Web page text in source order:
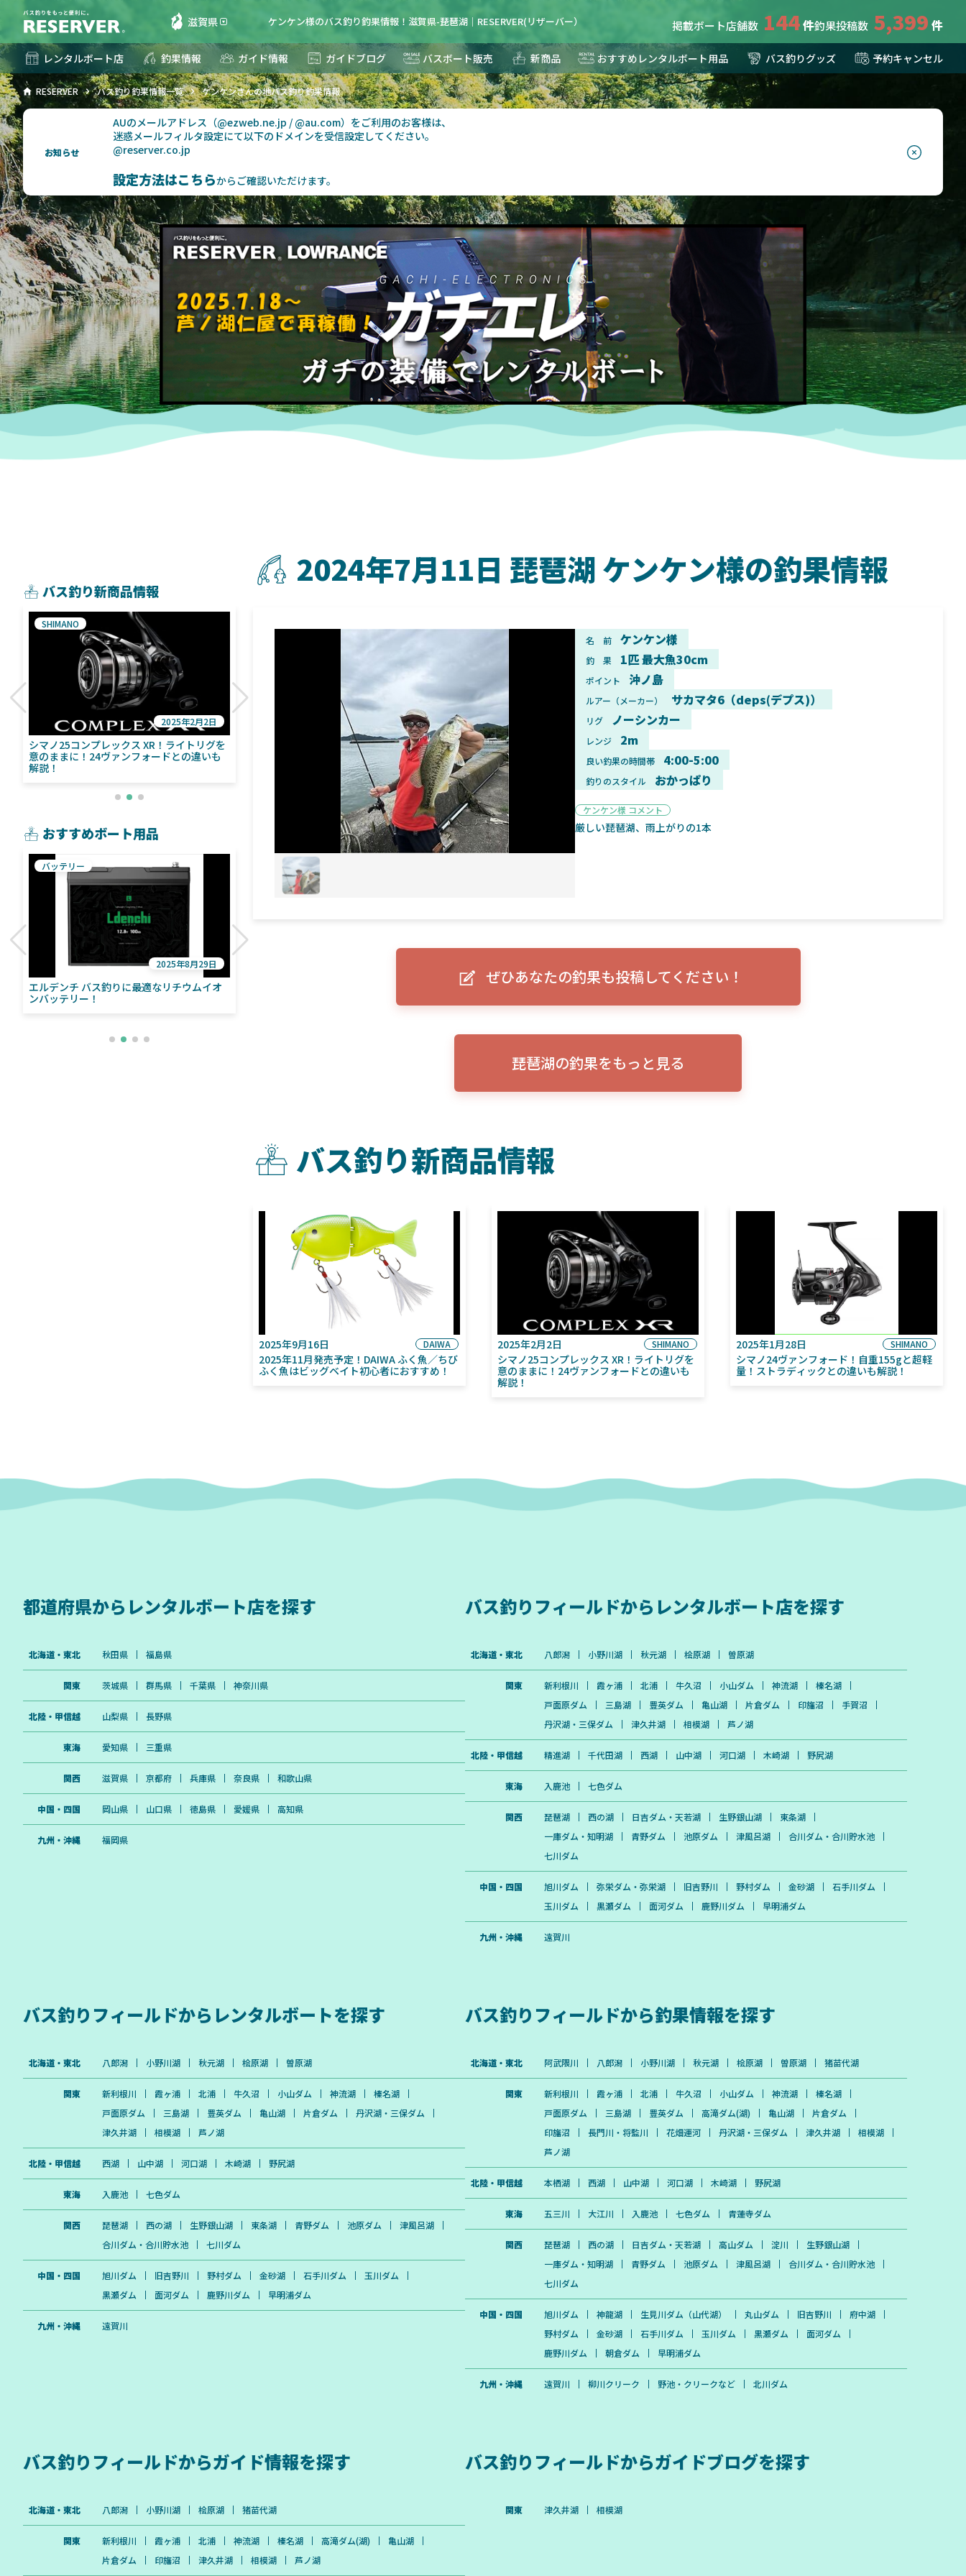
滋賀県 ケンケン様のバス釣り釣果情報！滋賀県-琵琶湖｜RESERVER(リザーバー） 掲載ボート店舗数 144 釣果投稿数 5,399
レンタルボート店 釣果情報 ガイド情報 ガイドブログ バスボート販売 新商品 おすすめレンタルボート用品 バス釣りグッズ 予約キャンセル
RESERVER バス釣り釣果情報一覧 ケンケンさんの地バス釣り釣果情報
お知らせ
AUのメールアドレス（@ezweb.ne.jp / @au.com）をご利用のお客様は、
迷惑メールフィルタ設定にて以下のドメインを受信設定してください。
@reserver.co.jp
設定方法はこちらからご確認いただけます。
2024年7月11日 琵琶湖 ケンケン様の釣果情報
名 前 ケンケン様
釣 果 1匹 最大魚30cm
ポイント 沖ノ島
ルアー（メーカー） サカマタ6（deps(デプス)）
リグ ノーシンカー
レンジ 2m
良い釣果の時間帯 4:00-5:00
釣りのスタイル おかっぱり
ケンケン様 コメント
厳しい琵琶湖、雨上がりの1本
ぜひあなたの釣果も投稿してください！
琵琶湖の釣果をもっと見る
バス釣り新商品情報
2025年9月16日 DAIWA
2025年11月発売予定！DAIWA ふく魚／ちび
ふく魚はビッグベイト初心者におすすめ！
2025年2月2日 SHIMANO
シマノ25コンプレックス XR！ライトリグを
意のままに！24ヴァンフォードとの違いも
解説！
2025年1月28日 SHIMANO
シマノ24ヴァンフォード！自重155gと超軽
量！ストラディックとの違いも解説！
バス釣り新商品情報
シマノ25コンプレックス XR！ライトリグを
意のままに！24ヴァンフォードとの違いも
解説！
SHIMANO
2025年2月2日
シマノ24ヴァンフォード！自重155gと超軽
量！ストラディックとの違いも解説！
2025年1月28日
2025年11月発売予定！DAIWA ふく魚／ちび
ふく魚はビッグベイト初心者におすすめ！
2025年9月16日
意のままに！24ヴァンフォードとの違いも
解説！
おすすめボート用品
エルデンチ バス釣りに最適なリチウムイオ
ンバッテリー！
バッテリー
2025年8月29日
ライブソナーをより身近に！HOOK REVEAL
魚探
ELowrance EAGLE 7/9インチ トリプルショ
ローランス イーグルアイ（EAGLE EYE）イ
ンプレ！ガーミンとの比較も併せてご説明い
たします
都道府県から レンタルボート店を探す
北海道・東北 秋田県 福島県
関東 茨城県 群馬県 千葉県 神奈川県
北陸・甲信越 山梨県 長野県
東海 愛知県 三重県
関西 滋賀県 京都府 兵庫県 奈良県 和歌山県
中国・四国 岡山県 山口県 徳島県 愛媛県 高知県
九州・沖縄 福岡県
バス釣りフィールドから レンタルボート店を探す
北海道・東北 八郎潟 小野川湖 秋元湖 桧原湖 曽原湖
関東 新利根川 霞ヶ浦 北浦 牛久沼 小山ダム 神流湖
榛名湖
戸面原ダム
三島湖 豊英ダム 亀山湖 片倉ダム 印旛沼
手賀沼
丹沢湖・三保ダム
津久井湖 相模湖 芦ノ湖
北陸・甲信越 精進湖 千代田湖 西湖 山中湖 河口湖 木崎湖 野尻湖
東海 入鹿池 七色ダム
関西 琵琶湖 西の湖 日吉ダム・天若湖 生野銀山湖
東条湖
一庫ダム・知明湖
青野ダム 池原ダム 津風呂湖
合川ダム・合川貯水池
七川ダム
中国・四国 旭川ダム 弥栄ダム・弥栄湖 旧吉野川 野村ダム 金砂湖
石手川ダム
玉川ダム
黒瀬ダム 面河ダム 鹿野川ダム 早明浦ダム
九州・沖縄 遠賀川
バス釣りフィールドから レンタルボートを探す
北海道・東北 八郎潟 小野川湖 秋元湖 桧原湖 曽原湖
関東 新利根川 霞ヶ浦 北浦 牛久沼 小山ダム 神流湖
榛名湖
戸面原ダム
三島湖 豊英ダム 亀山湖 片倉ダム
丹沢湖・三保ダム
津久井湖
相模湖 芦ノ湖
北陸・甲信越 西湖 山中湖 河口湖 木崎湖 野尻湖
東海 入鹿池 七色ダム
関西 琵琶湖 西の湖 生野銀山湖 東条湖 青野ダム 池原ダム
津風呂湖
合川ダム・合川貯水池
七川ダム
中国・四国 旭川ダム 旧吉野川 野村ダム 金砂湖 石手川ダム
玉川ダム
黒瀬ダム
面河ダム 鹿野川ダム 早明浦ダム
九州・沖縄 遠賀川
バス釣りフィールドから釣果情報を探す
北海道・東北 阿武隈川 八郎潟 小野川湖 秋元湖 桧原湖 曽原湖 猪苗代湖
関東 新利根川 霞ヶ浦 北浦 牛久沼 小山ダム 神流湖
榛名湖
戸面原ダム
三島湖 豊英ダム 高滝ダム(湖) 亀山湖
片倉ダム
印旛沼
長門川・将監川 花畑運河 丹沢湖・三保ダム 津久井湖
相模湖
芦ノ湖
北陸・甲信越 本栖湖 西湖 山中湖 河口湖 木崎湖 野尻湖
東海 五三川 大江川 入鹿池 七色ダム 青蓮寺ダム
関西 琵琶湖 西の湖 日吉ダム・天若湖 高山ダム 淀川
生野銀山湖
一庫ダム・知明湖
青野ダム 池原ダム 津風呂湖
合川ダム・合川貯水池
七川ダム
中国・四国 旭川ダム 神龍湖 生見川ダム（山代湖） 丸山ダム 旧吉野川
府中湖
野村ダム
金砂湖 石手川ダム 玉川ダム 黒瀬ダム
面河ダム
鹿野川ダム
朝倉ダム 早明浦ダム
九州・沖縄 遠賀川 柳川クリーク 野池・クリークなど 北川ダム
バス釣りフィールドからガイド情報を探す
北海道・東北 八郎潟 小野川湖 桧原湖 猪苗代湖
関東 新利根川 霞ヶ浦 北浦 神流湖 榛名湖 高滝ダム(湖)
亀山湖
片倉ダム
印旛沼 津久井湖 相模湖 芦ノ湖
バス釣りフィールドからガイドブログを探す
関東 津久井湖 相模湖